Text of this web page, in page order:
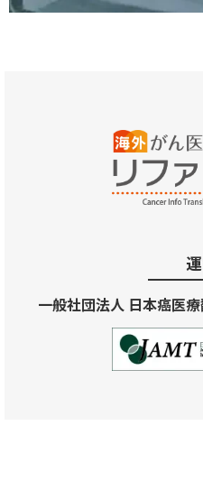
一般社団法人 日本癌医